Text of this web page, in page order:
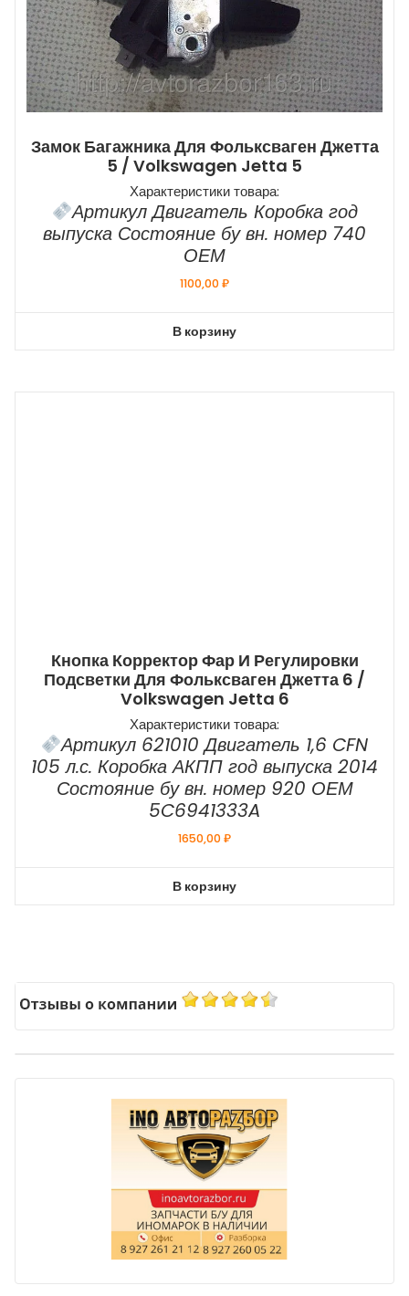
Замок Багажника Для Фольксваген Джетта
5 / Volkswagen Jetta 5
Характеристики товара:
Артикул Двигатель Коробка год
выпуска Состояние бу вн. номер 740
ОЕМ
1100,00₽
В корзину
Кнопка Корректор Фар И Регулировки
Подсветки Для Фольксваген Джетта 6 /
Volkswagen Jetta 6
Характеристики товара:
Артикул 621010 Двигатель 1,6 CFN
105 л.с. Коробка АКПП год выпуска 2014
Состояние бу вн. номер 920 ОЕМ
5C6941333A
1650,00₽
В корзину